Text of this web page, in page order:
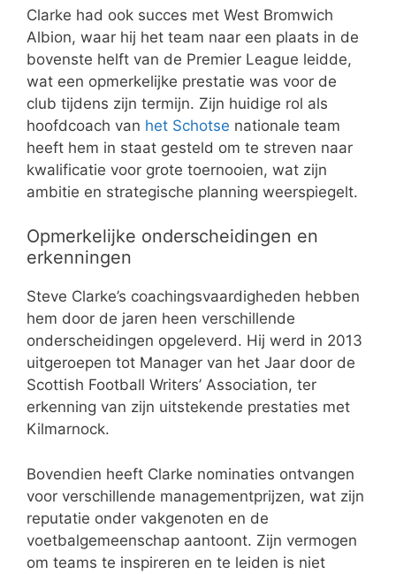
Clarke had ook succes met West Bromwich
Albion, waar hij het team naar een plaats in de
bovenste helft van de Premier League leidde,
wat een opmerkelijke prestatie was voor de
club tijdens zijn termijn. Zijn huidige rol als
hoofdcoach van het Schotse nationale team
heeft hem in staat gesteld om te streven naar
kwalificatie voor grote toernooien, wat zijn
ambitie en strategische planning weerspiegelt.
Opmerkelijke onderscheidingen en
erkenningen
Steve Clarke’s coachingsvaardigheden hebben
hem door de jaren heen verschillende
onderscheidingen opgeleverd. Hij werd in 2013
uitgeroepen tot Manager van het Jaar door de
Scottish Football Writers’ Association, ter
erkenning van zijn uitstekende prestaties met
Kilmarnock.
Bovendien heeft Clarke nominaties ontvangen
voor verschillende managementprijzen, wat zijn
reputatie onder vakgenoten en de
voetbalgemeenschap aantoont. Zijn vermogen
om teams te inspireren en te leiden is niet